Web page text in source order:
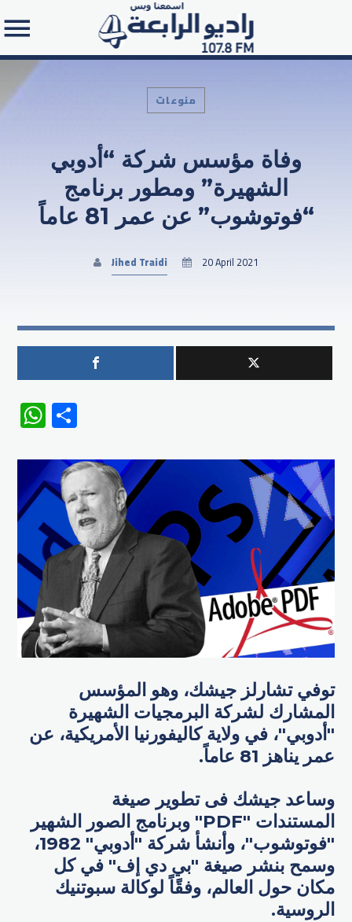
Search in the website:
منوعات
وفاة مؤسس شركة “أدوبي
الشهيرة” ومطور برنامج
“فوتوشوب” عن عمر 81 عاماً
Jihed Traidi 20 April 2021
WhatsApp
توفي تشارلز جيشك، وهو المؤسس
المشارك لشركة البرمجيات الشهيرة
"أدوبي"، في ولاية كاليفورنيا الأمريكية، عن
عمر يناهز 81 عاماً.
وساعد جيشك فى تطوير صيغة
المستندات "PDF" وبرنامج الصور الشهير
"فوتوشوب"، وأنشأ شركة "أدوبي" 1982،
وسمح بنشر صيغة "بي دي إف" في كل
مكان حول العالم، وفقًاً لوكالة سبوتنيك
الروسية.